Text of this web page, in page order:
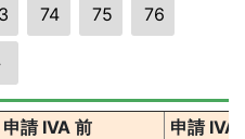
74 75 76
申請 IVA 前 申請 IVA